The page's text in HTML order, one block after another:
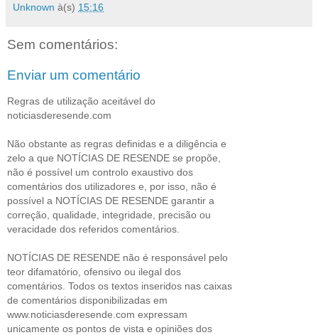
Unknown à(s) 15:16
Sem comentários:
Enviar um comentário
Regras de utilização aceitável do
noticiasderesende.com
Não obstante as regras definidas e a diligência e
zelo a que NOTÍCIAS DE RESENDE se propõe,
não é possível um controlo exaustivo dos
comentários dos utilizadores e, por isso, não é
possível a NOTÍCIAS DE RESENDE garantir a
correção, qualidade, integridade, precisão ou
veracidade dos referidos comentários.
NOTÍCIAS DE RESENDE não é responsável pelo
teor difamatório, ofensivo ou ilegal dos
comentários. Todos os textos inseridos nas caixas
de comentários disponibilizadas em
www.noticiasderesende.com expressam
unicamente os pontos de vista e opiniões dos